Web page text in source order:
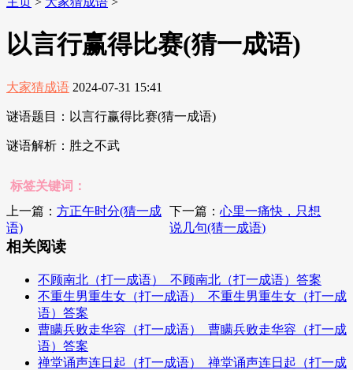
以言行赢得比赛(猜一成语)
大家猜成语 2024-07-31 15:41
谜语题目：以言行赢得比赛(猜一成语)
谜语解析：胜之不武
标签关键词：
上一篇： 方正午时分(猜一成
语)
下一篇：心里一痛快，只想
说几句(猜一成语)
相关阅读
不顾南北（打一成语）_不顾南北（打一成语）答案
不重生男重生女（打一成语）_不重生男重生女（打一成
语）答案
曹瞒兵败走华容（打一成语）_曹瞒兵败走华容（打一成
语）答案
禅堂诵声连日起（打一成语）_禅堂诵声连日起（打一成